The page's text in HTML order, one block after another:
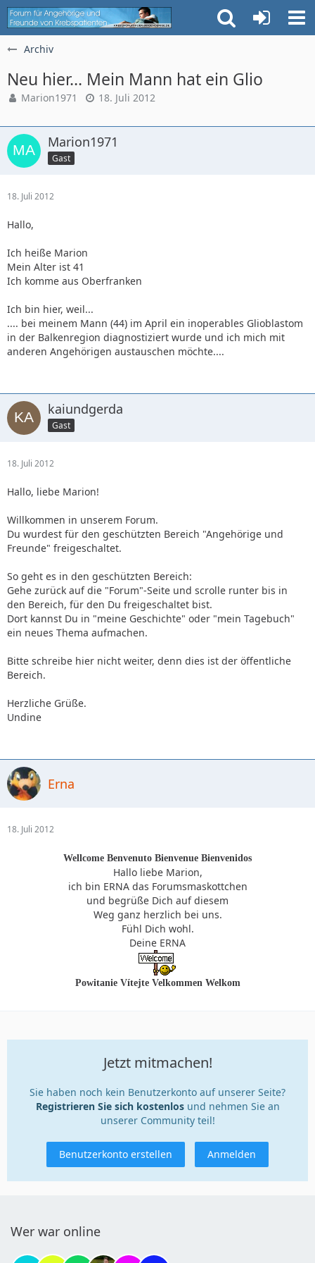
Archiv
Neu hier... Mein Mann hat ein Glio
Marion1971 18. Juli 2012
Marion1971
Gast
18. Juli 2012
Hallo,
Ich heiße Marion
Mein Alter ist 41
Ich komme aus Oberfranken
Ich bin hier, weil...
.... bei meinem Mann (44) im April ein inoperables Glioblastom
in der Balkenregion diagnostiziert wurde und ich mich mit
anderen Angehörigen austauschen möchte....
kaiundgerda
Gast
18. Juli 2012
Hallo, liebe Marion!
Willkommen in unserem Forum.
Du wurdest für den geschützten Bereich "Angehörige und
Freunde" freigeschaltet.
So geht es in den geschützten Bereich:
Gehe zurück auf die "Forum"-Seite und scrolle runter bis in
den Bereich, für den Du freigeschaltet bist.
Dort kannst Du in "meine Geschichte" oder "mein Tagebuch"
ein neues Thema aufmachen.
Bitte schreibe hier nicht weiter, denn dies ist der öffentliche
Bereich.
Herzliche Grüße.
Undine
Erna
18. Juli 2012
Wellcome Benvenuto Bienvenue Bienvenidos
Hallo liebe Marion,
ich bin ERNA das Forumsmaskottchen
und begrüße Dich auf diesem
Weg ganz herzlich bei uns.
Fühl Dich wohl.
Deine ERNA
Powitanie Vítejte Velkommen Welkom
Jetzt mitmachen!
Sie haben noch kein Benutzerkonto auf unserer Seite?
Registrieren Sie sich kostenlosund nehmen Sie an
unserer Community teil!
Benutzerkonto erstellen Anmelden
Wer war online